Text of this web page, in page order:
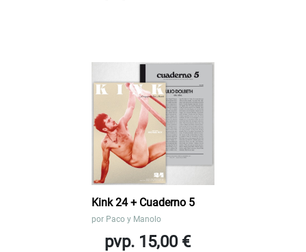
Kink 24 + Cuaderno 5
por Paco y Manolo
pvp. 15,00 €